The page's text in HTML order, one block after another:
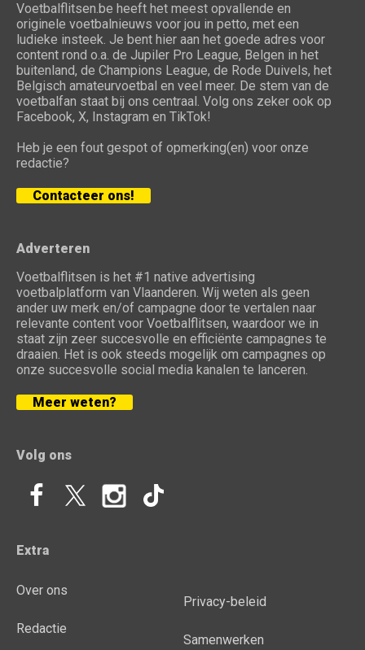
Voetbalflitsen.be heeft het meest opvallende en
originele voetbalnieuws voor jou in petto, met een
ludieke insteek. Je bent hier aan het goede adres voor
content rond o.a. de Jupiler Pro League, Belgen in het
buitenland, de Champions League, de Rode Duivels, het
Belgisch amateurvoetbal en veel meer. De stem van de
voetbalfan staat bij ons centraal. Volg ons zeker ook op
Facebook, X, Instagram en TikTok!
Heb je een fout gespot of opmerking(en) voor onze
redactie?
Contacteer ons!
Adverteren
Voetbalflitsen is het #1 native advertising
voetbalplatform van Vlaanderen. Wij weten als geen
ander uw merk en/of campagne door te vertalen naar
relevante content voor Voetbalflitsen, waardoor we in
staat zijn zeer succesvolle en efficiënte campagnes te
draaien. Het is ook steeds mogelijk om campagnes op
onze succesvolle social media kanalen te lanceren.
Meer weten?
Volg ons
Extra
Over ons
Redactie
Privacy-beleid
Samenwerken